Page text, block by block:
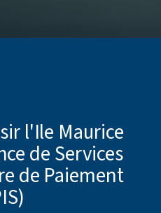
l'Ile Maurice
de Services
de Paiement